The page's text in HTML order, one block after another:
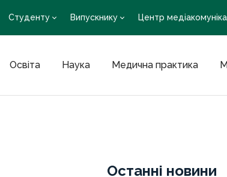
Студенту Випускнику Центр
Освіта Наука Медична практика
Останні новини